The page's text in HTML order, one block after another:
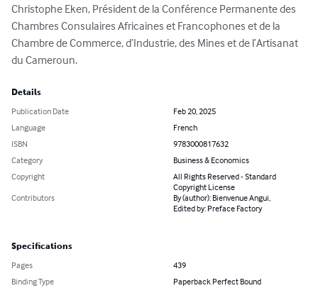
Christophe Eken, Président de la Conférence Permanente des
Chambres Consulaires Africaines et Francophones et de la
Chambre de Commerce, d’Industrie, des Mines et de l’Artisanat
du Cameroun.
Details
Publication Date
Feb 20, 2025
Language
French
ISBN
9783000817632
Category
Business & Economics
Copyright
All Rights Reserved - Standard
Copyright License
Contributors
By (author): Bienvenue Angui,
Edited by: Preface Factory
Specifications
Pages
439
Binding Type
Paperback Perfect Bound